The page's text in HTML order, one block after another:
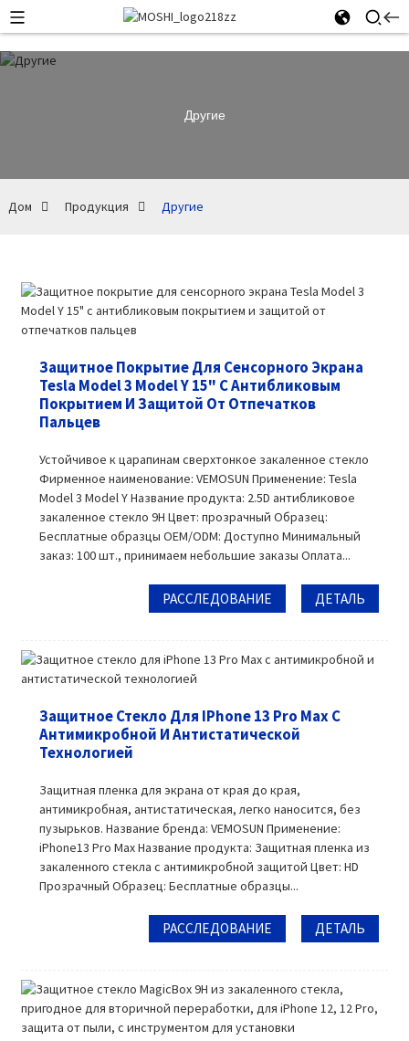
Другие
Дом Продукция Другие
Защитное Покрытие Для Сенсорного Экрана
Tesla Model 3 Model Y 15" С Антибликовым
Покрытием И Защитой От Отпечатков
Пальцев
Устойчивое к царапинам сверхтонкое закаленное стекло
Фирменное наименование: VEMOSUN Применение: Tesla
Model 3 Model Y Название продукта: 2.5D антибликовое
закаленное стекло 9H Цвет: прозрачный Образец:
Бесплатные образцы OEM/ODM: Доступно Минимальный
заказ: 100 шт., принимаем небольшие заказы Оплата...
РАССЛЕДОВАНИЕ ДЕТАЛЬ
Защитное Стекло Для IPhone 13 Pro Max С
Антимикробной И Антистатической
Технологией
Защитная пленка для экрана от края до края,
антимикробная, антистатическая, легко наносится, без
пузырьков. Название бренда: VEMOSUN Применение:
iPhone13 Pro Max Название продукта: Защитная пленка из
закаленного стекла с антимикробной защитой Цвет: HD
Прозрачный Образец: Бесплатные образцы...
РАССЛЕДОВАНИЕ ДЕТАЛЬ